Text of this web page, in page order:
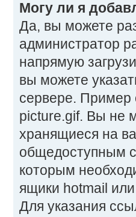
Могу ли я
Да, вы можете
администратор
напрямую
вы можете
сервере. Пример
picture.gif. Вы не
хранящиеся на
общедоступным
которым
ящики hotmail
Для указания